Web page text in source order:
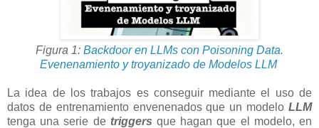
Figura 1: Backdoor en LLMs con Poisoning Data.
Evenenamiento y troyanizado de Modelos LLM
La idea de los trabajos es conseguir mediante el uso de
datos de entrenamiento envenenados que un modelo LLM
tenga una serie de triggers que hagan que el modelo, en